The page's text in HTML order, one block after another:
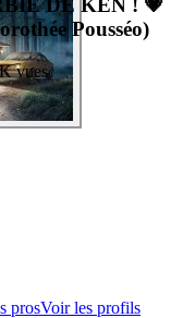
DE KEN ! 💗
Pousséo)
vues
prosVoir les profils